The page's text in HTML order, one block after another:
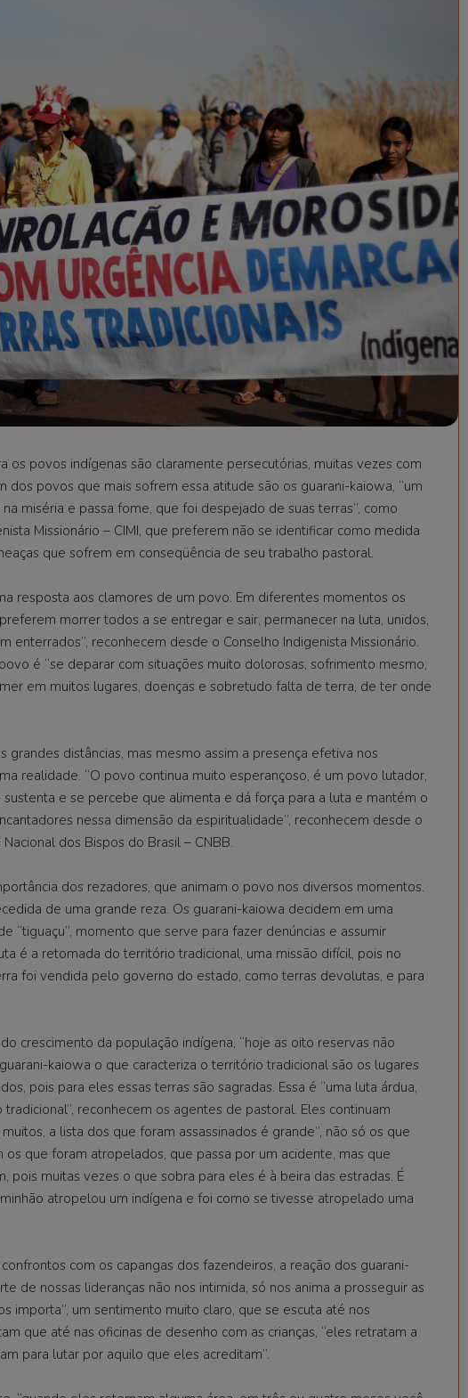
os povos indígenas são claramente persecutórias, muitas vezes com
dos povos que mais sofrem essa atitude são os guarani-kaiowa, “um
miséria e passa fome, que foi despejado de suas terras”, como
Missionário – CIMI, que preferem não se identificar como medida
que sofrem em conseqüência de seu trabalho pastoral.
resposta aos clamores de um povo. Em diferentes momentos os
morrer todos a se entregar e sair, permanecer na luta, unidos,
enterrados”, reconhecem desde o Conselho Indigenista Missionário.
é “se deparar com situações muito dolorosas, sofrimento mesmo,
em muitos lugares, doenças e sobretudo falta de terra, de ter onde
grandes distâncias, mas mesmo assim a presença efetiva nos
realidade. “O povo continua muito esperançoso, é um povo lutador,
e se percebe que alimenta e dá força para a luta e mantém o
nessa dimensão da espiritualidade”, reconhecem desde o
dos Bispos do Brasil – CNBB.
dos rezadores, que animam o povo nos diversos momentos.
de uma grande reza. Os guarani-kaiowa decidem em uma
“tiguaçu”, momento que serve para fazer denúncias e assumir
é a retomada do território tradicional, uma missão difícil, pois no
foi vendida pelo governo do estado, como terras devolutas, e para
crescimento da população indígena, “hoje as oito reservas não
kaiowa o que caracteriza o território tradicional são os lugares
pois para eles essas terras são sagradas. Essa é “uma luta árdua,
reconhecem os agentes de pastoral. Eles continuam
a lista dos que foram assassinados é grande”, não só os que
que foram atropelados, que passa por um acidente, mas que
pois muitas vezes o que sobra para eles é à beira das estradas. É
atropelou um indígena e foi como se tivesse atropelado uma
com os capangas dos fazendeiros, a reação dos guarani-
de nossas lideranças não nos intimida, só nos anima a prosseguir as
importa”, um sentimento muito claro, que se escuta até nos
que até nas oficinas de desenho com as crianças, “eles retratam a
para lutar por aquilo que eles acreditam”.